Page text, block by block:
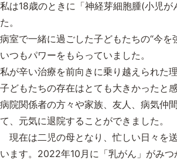
私は18歳のときに「神経芽細胞腫(小児が
た。
病室で一緒に過ごした子どもたちの“今を
いつもパワーをもらっていました。
私が辛い治療を前向きに乗り越えられた
子どもたちの存在はとても大きかったと感
病院関係者の方々や家族、友人、病気仲
て、元気に退院することができました。
現在は二児の母となり、忙しい日々を
います。2022年10月に「乳がん」がみつ